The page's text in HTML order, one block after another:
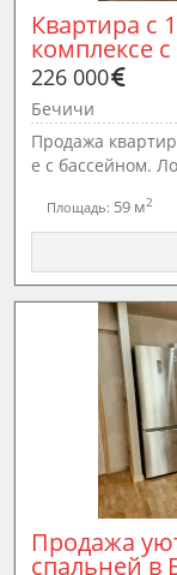
Квартира с
комплексе
226 000
Бечичи
Продажа
е с бассейном.
Площадь: 59 м2
Продажа
спальней в